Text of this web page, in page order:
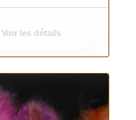
Voir les détails